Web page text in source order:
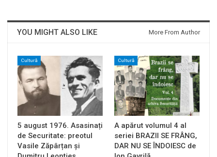
YOU MIGHT ALSO LIKE More From Author
Cultură
5 august 1976. Asasinați
de Securitate: preotul
Vasile Zăpârțan și
Cultură
A apărut volumul 4 al
seriei BRAZII SE FRÂNG,
DAR NU SE ÎNDOIESC de